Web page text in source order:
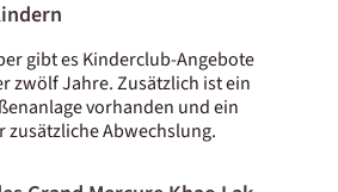
gibt es Kinderclub-Angebote
zwölf Jahre. Zusätzlich ist ein
vorhanden und ein
Abwechslung.